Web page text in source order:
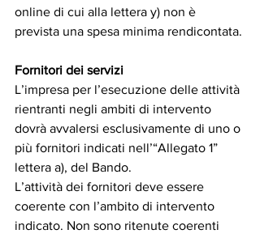
online di cui alla lettera y) non è
prevista una spesa minima rendicontata.
Fornitori dei servizi
L’impresa per l’esecuzione delle attività
rientranti negli ambiti di intervento
dovrà avvalersi esclusivamente di uno o
più fornitori indicati nell’“Allegato 1”
lettera a), del Bando.
L’attività dei fornitori deve essere
coerente con l’ambito di intervento
indicato. Non sono ritenute coerenti